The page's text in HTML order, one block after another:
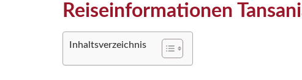
Reiseinformationen
Inhaltsverzeichnis